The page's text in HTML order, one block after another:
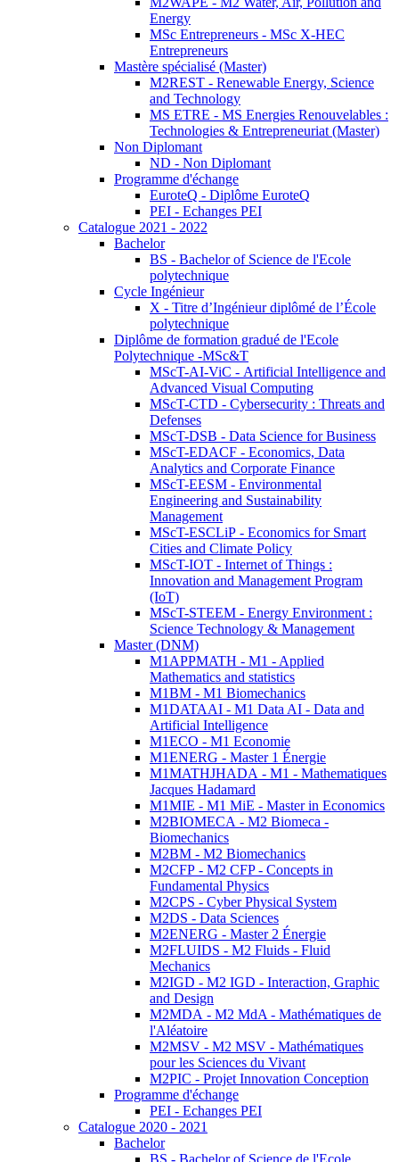
Energy
MSc Entrepreneurs - MSc X-HEC
Entrepreneurs
Mastère spécialisé (Master)
M2REST - Renewable Energy, Science
and Technology
MS ETRE - MS Energies Renouvelables :
Technologies & Entrepreneuriat (Master)
Non Diplomant
ND - Non Diplomant
Programme d'échange
EuroteQ - Diplôme EuroteQ
PEI - Echanges PEI
Catalogue 2021 - 2022
Bachelor
BS - Bachelor of Science de l'Ecole
polytechnique
Cycle Ingénieur
X - Titre d’Ingénieur diplômé de l’École
polytechnique
Diplôme de formation gradué de l'Ecole
Polytechnique -MSc&T
MScT-AI-ViC - Artificial Intelligence and
Advanced Visual Computing
MScT-CTD - Cybersecurity : Threats and
Defenses
MScT-DSB - Data Science for Business
MScT-EDACF - Economics, Data
Analytics and Corporate Finance
MScT-EESM - Environmental
Engineering and Sustainability
Management
MScT-ESCLiP - Economics for Smart
Cities and Climate Policy
MScT-IOT - Internet of Things :
Innovation and Management Program
(IoT)
MScT-STEEM - Energy Environment :
Science Technology & Management
Master (DNM)
M1APPMATH - M1 - Applied
Mathematics and statistics
M1BM - M1 Biomechanics
M1DATAAI - M1 Data AI - Data and
Artificial Intelligence
M1ECO - M1 Economie
M1ENERG - Master 1 Énergie
M1MATHJHADA - M1 - Mathematiques
Jacques Hadamard
M1MIE - M1 MiE - Master in Economics
M2BIOMECA - M2 Biomeca -
Biomechanics
M2BM - M2 Biomechanics
M2CFP - M2 CFP - Concepts in
Fundamental Physics
M2CPS - Cyber Physical System
M2DS - Data Sciences
M2ENERG - Master 2 Énergie
M2FLUIDS - M2 Fluids - Fluid
Mechanics
M2IGD - M2 IGD - Interaction, Graphic
and Design
M2MDA - M2 MdA - Mathématiques de
l'Aléatoire
M2MSV - M2 MSV - Mathématiques
pour les Sciences du Vivant
M2PIC - Projet Innovation Conception
Programme d'échange
PEI - Echanges PEI
Catalogue 2020 - 2021
Bachelor
BS - Bachelor of Science de l'Ecole